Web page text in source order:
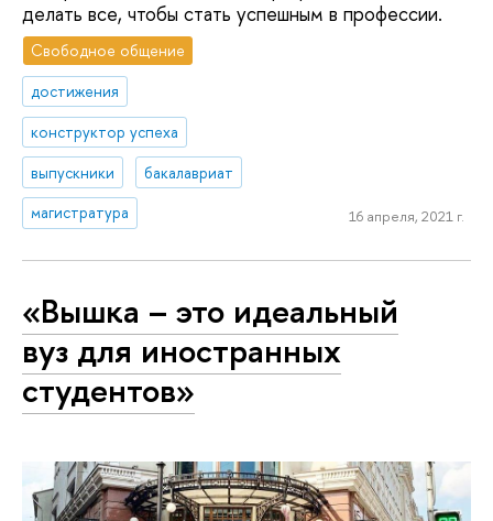
делать все, чтобы стать успешным в профессии.
Свободное общение
достижения
конструктор успеха
выпускники
бакалавриат
магистратура
16 апреля, 2021 г.
«Вышка – это идеальный
вуз для иностранных
студентов»